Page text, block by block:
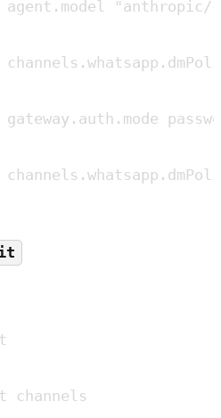
"anthropic/
channels